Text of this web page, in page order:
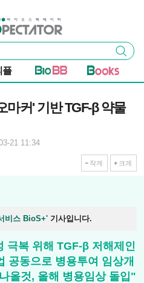
이터
검색
플
마커' 기반 TGF-β 약물
21 11:34
작게 크게
비스 BioS+' 기사입니다.
극복 위해 TGF-β 저해제인
공동으로 병용투여 임상개
올것, 올해 병용임상 돌입"